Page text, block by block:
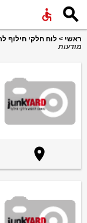

ראשי > לוח חלקי חילוף
מודעות
